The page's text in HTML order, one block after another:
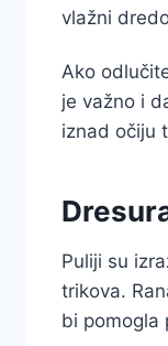
vlažni
Ako
je važno i
iznad očiju
Puliji su
trikova.
bi pomogla